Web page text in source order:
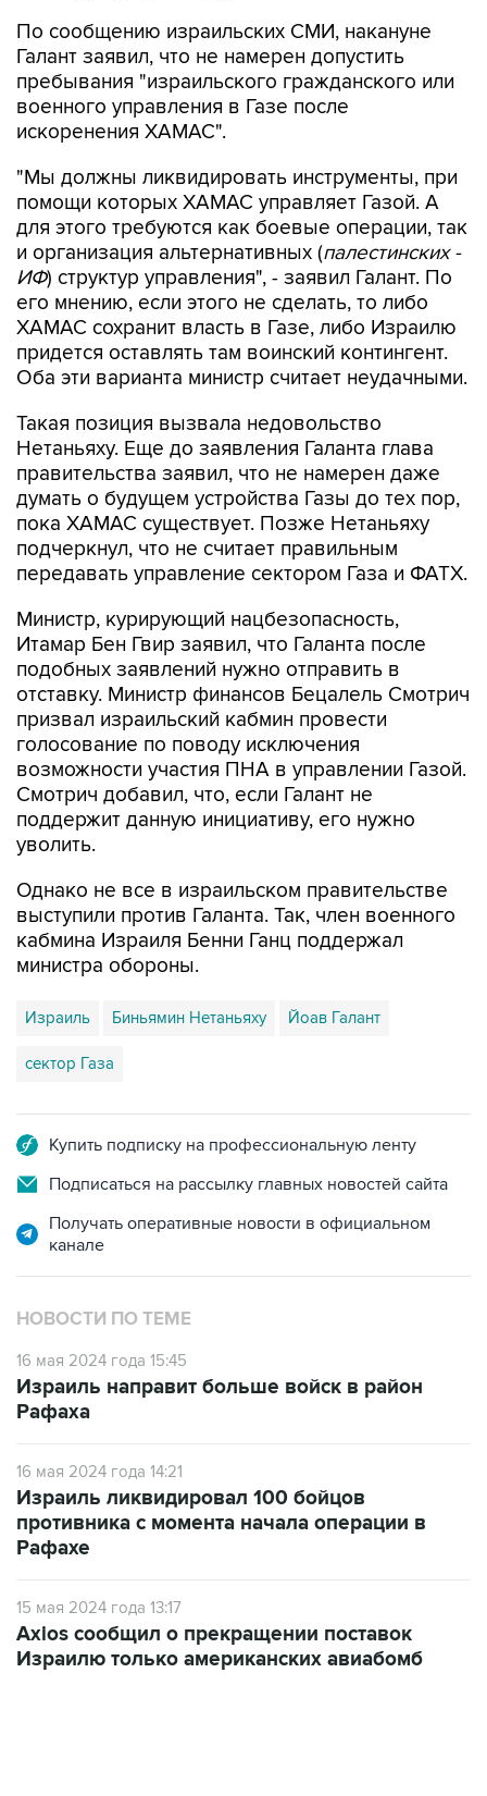
По сообщению израильских СМИ, накануне
Галант заявил, что не намерен допустить
пребывания "израильского гражданского или
военного управления в Газе после
искоренения ХАМАС".
"Мы должны ликвидировать инструменты, при
помощи которых ХАМАС управляет Газой. А
для этого требуются как боевые операции, так
и организация альтернативных (палестинских -
ИФ) структур управления", - заявил Галант. По
его мнению, если этого не сделать, то либо
ХАМАС сохранит власть в Газе, либо Израилю
придется оставлять там воинский контингент.
Оба эти варианта министр считает неудачными.
Такая позиция вызвала недовольство
Нетаньяху. Еще до заявления Галанта глава
правительства заявил, что не намерен даже
думать о будущем устройства Газы до тех пор,
пока ХАМАС существует. Позже Нетаньяху
подчеркнул, что не считает правильным
передавать управление сектором Газа и ФАТХ.
Министр, курирующий нацбезопасность,
Итамар Бен Гвир заявил, что Галанта после
подобных заявлений нужно отправить в
отставку. Министр финансов Бецалель Смотрич
призвал израильский кабмин провести
голосование по поводу исключения
возможности участия ПНА в управлении Газой.
Смотрич добавил, что, если Галант не
поддержит данную инициативу, его нужно
уволить.
Однако не все в израильском правительстве
выступили против Галанта. Так, член военного
кабмина Израиля Бенни Ганц поддержал
министра обороны.
Израиль Биньямин Нетаньяху Йоав Галант
сектор Газа
Купить подписку на профессиональную ленту
Подписаться на рассылку главных новостей сайта
Получать оперативные новости в официальном
канале
НОВОСТИ ПО ТЕМЕ
16 мая 2024 года 15:45
Израиль направит больше войск в район
Рафаха
16 мая 2024 года 14:21
Израиль ликвидировал 100 бойцов
противника с момента начала операции в
Рафахе
15 мая 2024 года 13:17
Axios сообщил о прекращении поставок
Израилю только американских авиабомб